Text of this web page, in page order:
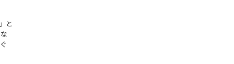
と